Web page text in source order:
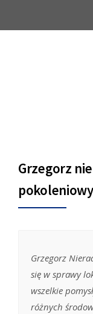
Grzegorz
Grzegorz
się w sprawy
wszelkie
różnych